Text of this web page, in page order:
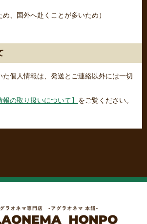
め、国外へ赴くことが多いため）
た個人情報は、発送とご連絡以外には一切
報の取り扱いについて】 をご覧ください。